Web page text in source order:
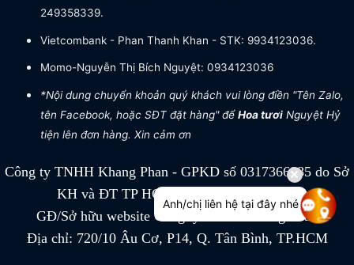
249358339.
Vietcombank - Phan Thanh Khan - STK: 9934123036.
Momo-Nguyễn Thị Bích Nguyệt: 0934123036
*Nội dung chuyển khoản quý khách vui lòng điền "Tên Zalo,
tên Facebook, hoặc SĐT đặt hàng" đểHoa tươiNguyệt Hỷ
tiện lên đơn hàng. Xin cảm ơn
Công ty TNHH Khang Phan - GPKD số 0317366885 do Sở
KH và ĐT TP HCM cấp ngày 04/07/2022
GĐ/Sở hữu website Công ty TNHH Khang Phan
Địa chỉ: 720/10 Âu Cơ, P14, Q. Tân Bình, TP.HCM
Anh/chị liên hệ tại đây nhé